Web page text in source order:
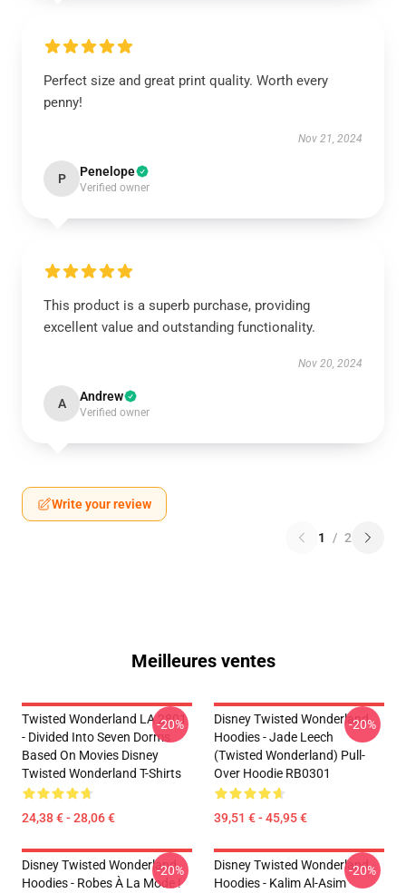
Perfect size and great print quality. Worth every
penny!
Nov 21, 2024
P Penelope
Verified owner
This product is a superb purchase, providing
excellent value and outstanding functionality.
Nov 20, 2024
A Andrew
Verified owner
Write your review
1 / 2
Meilleures ventes
Twisted Wonderland LA 2801
- Divided Into Seven Dorms
Based On Movies Disney
Twisted Wonderland T-Shirts
24,38 € - 28,06 €
-20%
Disney Twisted Wonderland
Hoodies - Jade Leech
(Twisted Wonderland) Pull-
Over Hoodie RB0301
39,51 € - 45,95 €
-20%
Disney Twisted Wonderland
Hoodies - Robes À La Mode !
-20%
Disney Twisted Wonderland
Hoodies - Kalim Al-Asim
-20%